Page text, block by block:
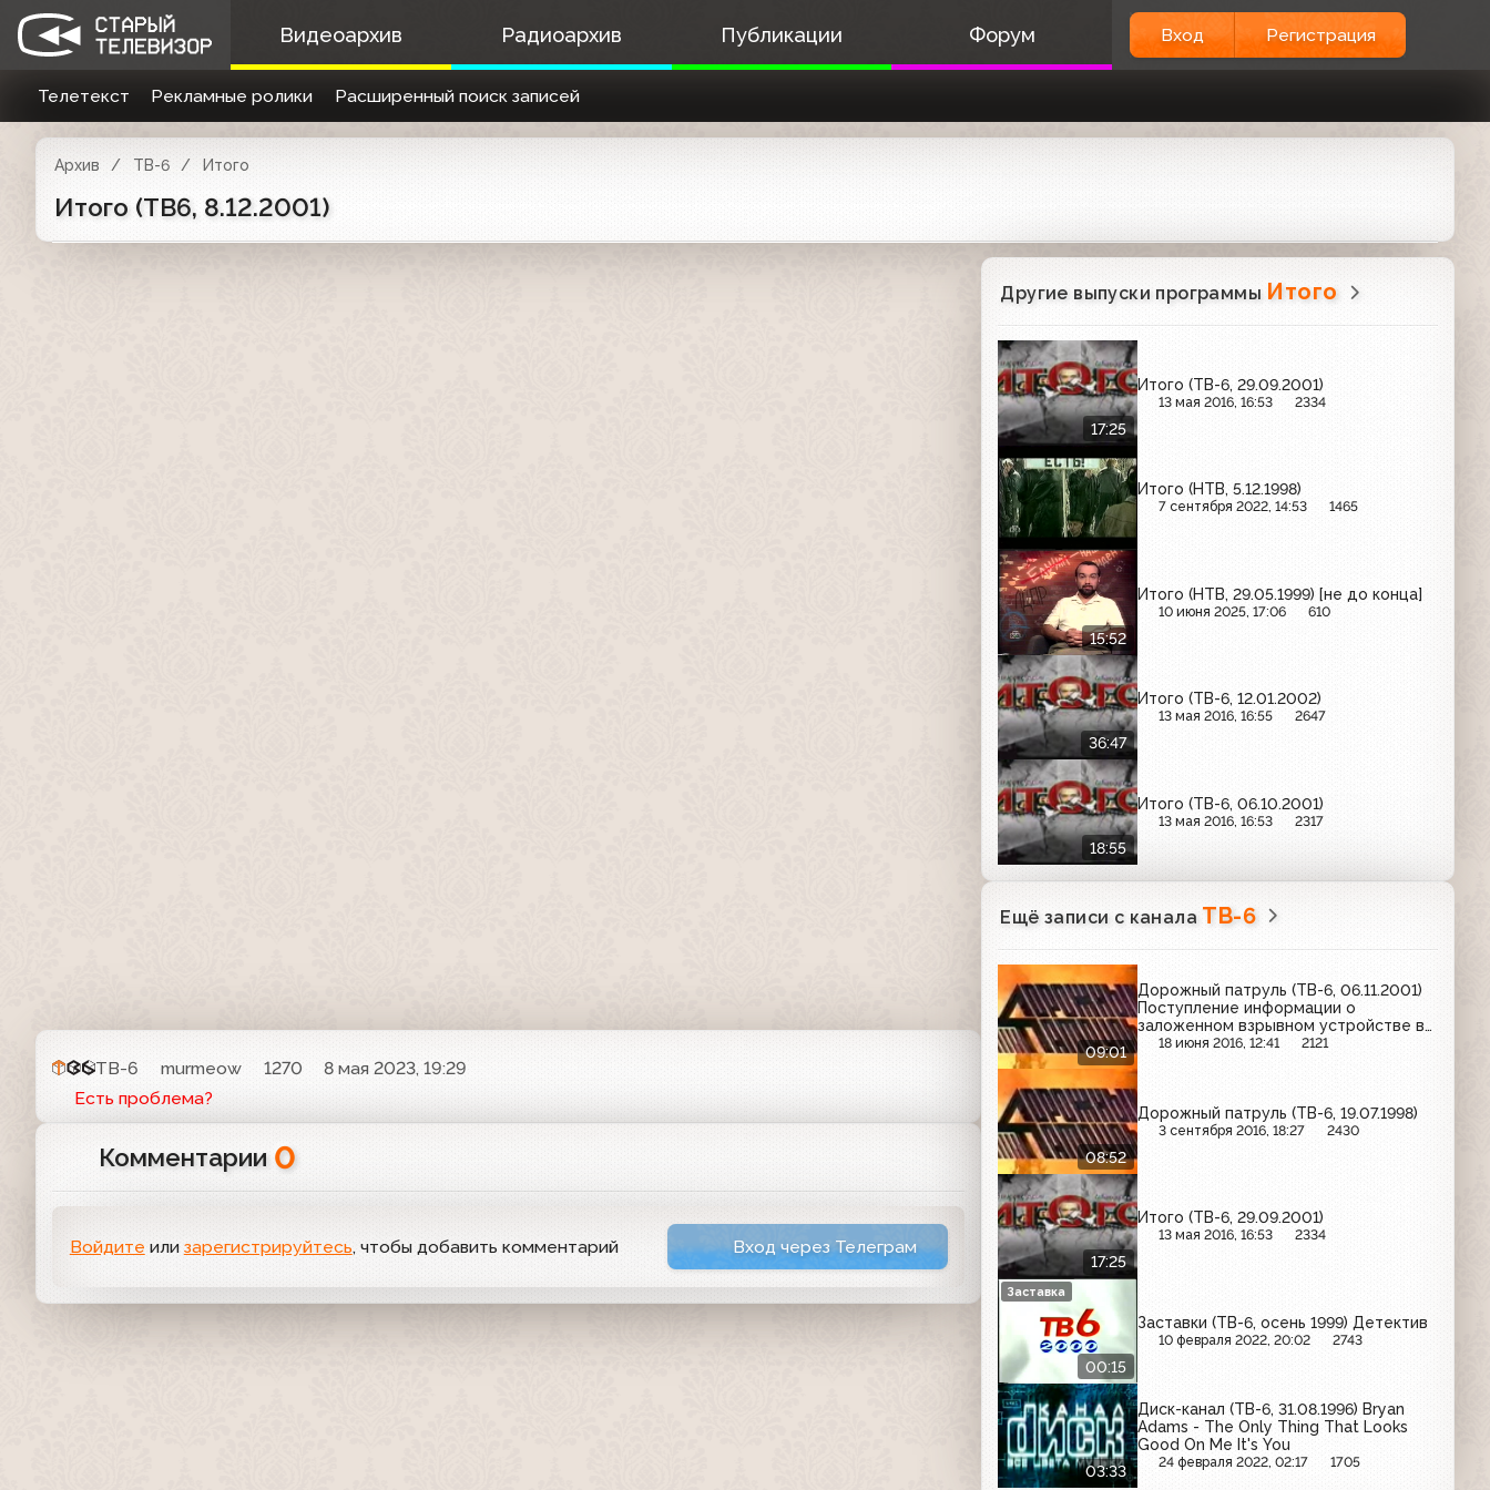
Видеоархив Радиоархив Публикации Форум Вход Регистрация
Телетекст Рекламные ролики Расширенный поиск записей
Архив ТВ-6 Итого
Итого (ТВ6, 8.12.2001)
ТВ-6 murmeow 1270
8 мая 2023, 19:29
Есть проблема?
Комментарии 0
Войдите или зарегистрируйтесь, чтобы добавить комментарий Вход через Телеграм
Другие выпуски программы Итого
17:25
Итого (ТВ-6, 29.09.2001)
13 мая 2016, 16:53 2334
Итого (НТВ, 5.12.1998)
7 сентября 2022, 14:53 1465
15:52
Итого (НТВ, 29.05.1999) [не до конца]
10 июня 2025, 17:06 610
36:47
Итого (ТВ-6, 12.01.2002)
13 мая 2016, 16:55 2647
18:55
Итого (ТВ-6, 06.10.2001)
13 мая 2016, 16:53 2317
Ещё записи с канала ТВ-6
09:01
Дорожный патруль (ТВ-6, 06.11.2001)
Поступление информации о
заложенном взрывном устройстве в
81-й городской больнице; пожар на
18 июня 2016, 12:41 2121
08:52
Дорожный патруль (ТВ-6, 19.07.1998)
3 сентября 2016, 18:27 2430
17:25
Итого (ТВ-6, 29.09.2001)
13 мая 2016, 16:53 2334
00:15
Заставки (ТВ-6, осень 1999) Детектив
10 февраля 2022, 20:02 2743
Заставка
03:33
Диск-канал (ТВ-6, 31.08.1996) Bryan
Adams - The Only Thing That Looks
Good On Me It's You
24 февраля 2022, 02:17 1705